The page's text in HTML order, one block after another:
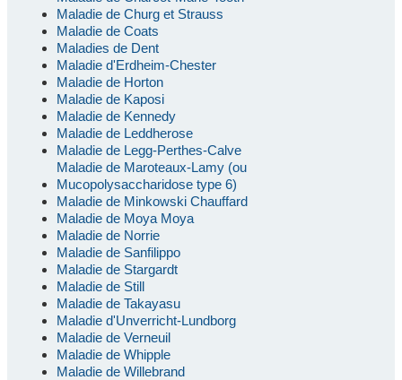
Maladie de Churg et Strauss
Maladie de Coats
Maladies de Dent
Maladie d'Erdheim-Chester
Maladie de Horton
Maladie de Kaposi
Maladie de Kennedy
Maladie de Leddherose
Maladie de Legg-Perthes-Calve
Maladie de Maroteaux-Lamy (ou
Mucopolysaccharidose type 6)
Maladie de Minkowski Chauffard
Maladie de Moya Moya
Maladie de Norrie
Maladie de Sanfilippo
Maladie de Stargardt
Maladie de Still
Maladie de Takayasu
Maladie d'Unverricht-Lundborg
Maladie de Verneuil
Maladie de Whipple
Maladie de Willebrand